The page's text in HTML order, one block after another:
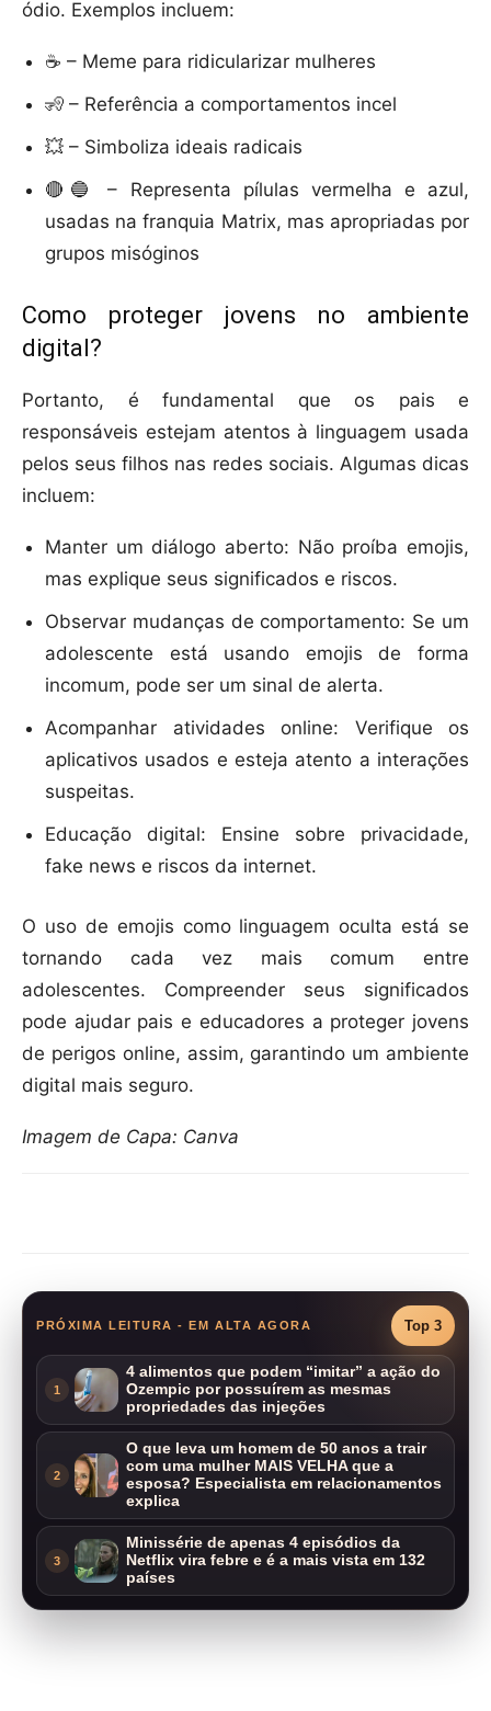
ódio. Exemplos incluem:
☕ – Meme para ridicularizar mulheres
🧏 – Referência a comportamentos incel
💥 – Simboliza ideais radicais
🔴🔵 – Representa pílulas vermelha e azul,
usadas na franquia Matrix, mas apropriadas por
grupos misóginos
Como proteger jovens no ambiente
digital?
Portanto, é fundamental que os pais e
responsáveis estejam atentos à linguagem usada
pelos seus filhos nas redes sociais. Algumas dicas
incluem:
Manter um diálogo aberto: Não proíba emojis,
mas explique seus significados e riscos.
Observar mudanças de comportamento: Se um
adolescente está usando emojis de forma
incomum, pode ser um sinal de alerta.
Acompanhar atividades online: Verifique os
aplicativos usados e esteja atento a interações
suspeitas.
Educação digital: Ensine sobre privacidade,
fake news e riscos da internet.
O uso de emojis como linguagem oculta está se
tornando cada vez mais comum entre
adolescentes. Compreender seus significados
pode ajudar pais e educadores a proteger jovens
de perigos online, assim, garantindo um ambiente
digital mais seguro.
Imagem de Capa: Canva
PRÓXIMA LEITURA - EM ALTA AGORA Top 3
1
4 alimentos que podem “imitar” a ação do
Ozempic por possuírem as mesmas
propriedades das injeções
2
O que leva um homem de 50 anos a trair
com uma mulher MAIS VELHA que a
esposa? Especialista em relacionamentos
explica
3
Minissérie de apenas 4 episódios da
Netflix vira febre e é a mais vista em 132
países